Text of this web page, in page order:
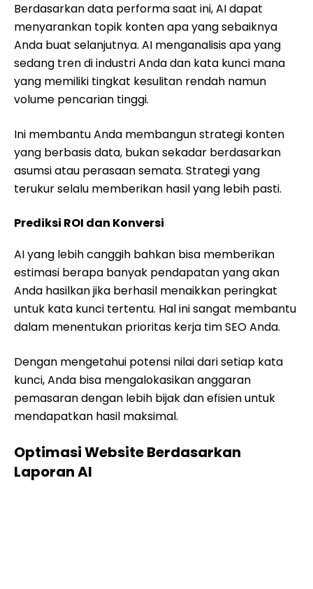
Berdasarkan data performa saat ini, AI dapat
menyarankan topik konten apa yang sebaiknya
Anda buat selanjutnya. AI menganalisis apa yang
sedang tren di industri Anda dan kata kunci mana
yang memiliki tingkat kesulitan rendah namun
volume pencarian tinggi.
Ini membantu Anda membangun strategi konten
yang berbasis data, bukan sekadar berdasarkan
asumsi atau perasaan semata. Strategi yang
terukur selalu memberikan hasil yang lebih pasti.
Prediksi ROI dan Konversi
AI yang lebih canggih bahkan bisa memberikan
estimasi berapa banyak pendapatan yang akan
Anda hasilkan jika berhasil menaikkan peringkat
untuk kata kunci tertentu. Hal ini sangat membantu
dalam menentukan prioritas kerja tim SEO Anda.
Dengan mengetahui potensi nilai dari setiap kata
kunci, Anda bisa mengalokasikan anggaran
pemasaran dengan lebih bijak dan efisien untuk
mendapatkan hasil maksimal.
Optimasi Website Berdasarkan
Laporan AI